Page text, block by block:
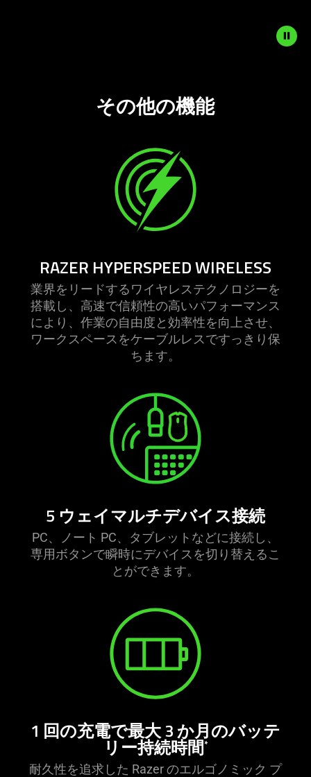
spoken;
visuals
その他の機能
RAZER HYPERSPEED WIRELESS
業界をリードするワイヤレステクノロジーを
搭載し、高速で信頼性の高いパフォーマンス
により、作業の自由度と効率性を向上させ、
ワークスペースをケーブルレスですっきり保
ち ます。
5 ウェイマルチデバイス接続
PC、ノート PC、タブレットなどに接続し、
専用ボタンで瞬時にデバイスを切り替えるこ
とができ ます。
1 回の充電で最大 3 か月のバッテ
リー持続時間*
耐久性を追求した Razer のエルゴノミック プ